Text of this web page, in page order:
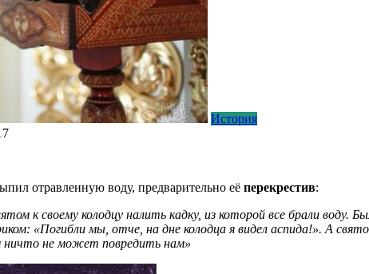
История
отравленную воду, предварительно её перекрестив:
к своему колодцу налить кадку, из которой все брали воду.
«Погибли мы, отче, на дне колодца я видел аспида!». А
ничто не может повредить нам»